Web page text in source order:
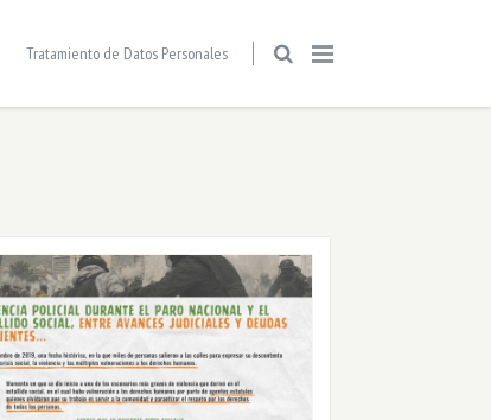
Tratamiento de Datos Personales